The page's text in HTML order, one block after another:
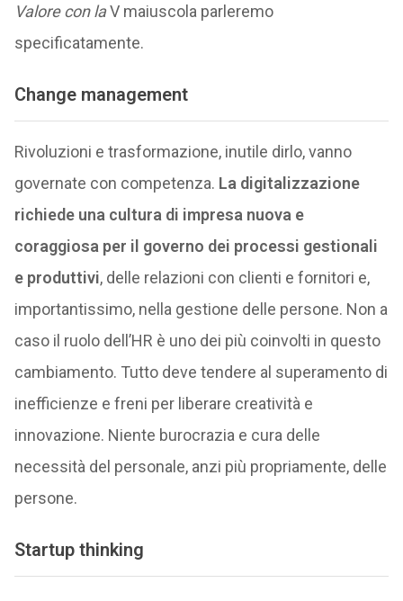
Valore con laV maiuscola parleremo
specificatamente.
Change management
Rivoluzioni e trasformazione, inutile dirlo, vanno
governate con competenza. La digitalizzazione
richiede una cultura di impresa nuova e
coraggiosa per il governo dei processi gestionali
e produttivi, delle relazioni con clienti e fornitori e,
importantissimo, nella gestione delle persone. Non a
caso il ruolo dell’HR è uno dei più coinvolti in questo
cambiamento. Tutto deve tendere al superamento di
inefficienze e freni per liberare creatività e
innovazione. Niente burocrazia e cura delle
necessità del personale, anzi più propriamente, delle
persone.
Startup thinking